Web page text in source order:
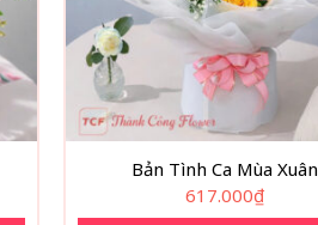
Bản Tình Ca Mùa Xuân
617.000₫